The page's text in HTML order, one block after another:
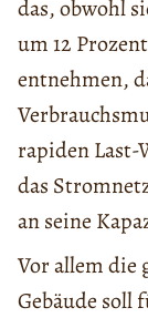
das, obwohl
um 12
entnehmen,
rapiden Last-
das
an seine
Vor allem die
Gebäude soll